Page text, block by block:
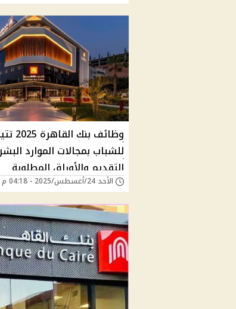
للشباب بمجالات الموارد
التقديم والأوراق المطلوبة
الأحد 24/أغسطس/2025 - 04:18 م